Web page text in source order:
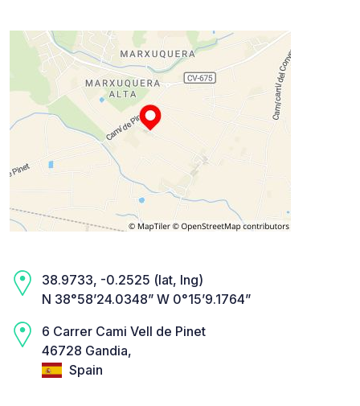
38.9733, -0.2525 (lat, lng)
N 38°58’24.0348” W 0°15’9.1764”
6 Carrer Cami Vell de Pinet
46728 Gandia,
Spain